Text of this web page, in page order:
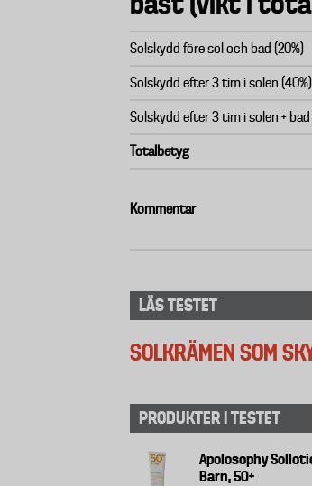
Solskydd före sol och bad (20%)
Solskydd efter 3 tim i solen (40%)
Solskydd efter 3 tim i solen + bad
Totalbetyg
Kommentar
LÄS TESTET
SOLKRÄMEN SOM
PRODUKTER I TESTET
Apolosophy
Barn, 50+